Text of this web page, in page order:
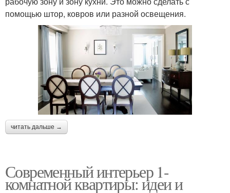
помощью штор, ковров или разной освещения.
читать дальше →
Современный интерьер 1-
комнатной квартиры: идеи и